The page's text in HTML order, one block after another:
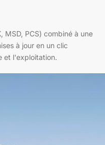
MSD, PCS) combiné à une
à jour en un clic
et l'exploitation.